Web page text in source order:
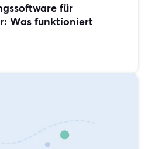
für
Was funktioniert